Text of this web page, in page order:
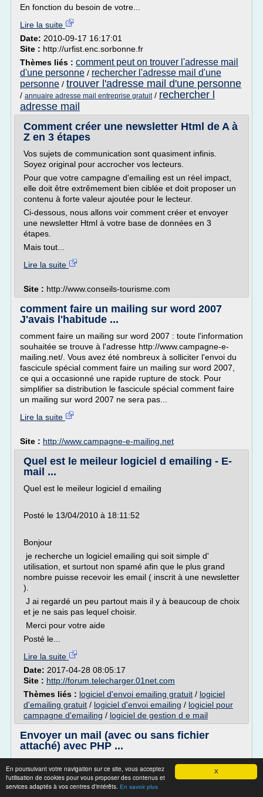
X
En poursuivant votre navigation sur ce site, vous acceptez
l'utilisation de cookies pour vous proposer des contenus et
services adaptés à vos centres d'intérêts. En savoir plus
En fonction du besoin de votre...
Lire la suite
Date: 2010-09-17 16:17:01
Site : http://urfist.enc.sorbonne.fr
Thèmes liés : comment peut on trouver l'adresse mail
d'une personne / rechercher l'adresse mail d'une
personne / trouver l'adresse mail d'une personne
/ annuaire adresse mail entreprise gratuit/ rechercher l
adresse mail
Comment créer une newsletter Html de A à
Z en 3 étapes
Vos sujets de communication sont quasiment infinis.
Soyez original pour accrocher vos lecteurs.
Pour que votre campagne d'emailing est un réel impact,
elle doit être extrêmement bien ciblée et doit proposer un
contenu à forte valeur ajoutée pour le lecteur.
Ci-dessous, nous allons voir comment créer et envoyer
une newsletter Html à votre base de données en 3
étapes.
Mais tout...
Lire la suite
Site : http://www.conseils-tourisme.com
comment faire un mailing sur word 2007
J'avais l'habitude ...
comment faire un mailing sur word 2007 : toute l'information
souhaitée se trouve à l'adresse http://www.campagne-e-
mailing.net/. Vous avez été nombreux à solliciter l'envoi du
fascicule spécial comment faire un mailing sur word 2007,
ce qui a occasionné une rapide rupture de stock. Pour
simplifier sa distribution le fascicule spécial comment faire
un mailing sur word 2007 ne sera pas...
Lire la suite
Site : http://www.campagne-e-mailing.net
Quel est le meileur logiciel d emailing - E-
mail ...
Quel est le meileur logiciel d emailing
Posté le 13/04/2010 à 18:11:52
Bonjour
je recherche un logiciel emailing qui soit simple d'
utilisation, et surtout non spamé afin que le plus grand
nombre puisse recevoir les email ( inscrit à une newsletter
).
J ai regardé un peu partout mais il y à beaucoup de choix
et je ne sais pas lequel choisir.
Merci pour votre aide
Posté le...
Lire la suite
Date: 2017-04-28 08:05:17
Site : http://forum.telecharger.01net.com
Thèmes liés : logiciel d'envoi emailing gratuit / logiciel
d'emailing gratuit / logiciel d'envoi emailing / logiciel pour
campagne d'emailing / logiciel de gestion d e mail
Envoyer un mail (avec ou sans fichier
attaché) avec PHP ...
Il existe de nombreuses bonnes raisons pour être amené à
vouloir envoyer un email via PHP: Email de confirmation
d'inscription, Alerte webmaster lorsqu'un utilisateur propose